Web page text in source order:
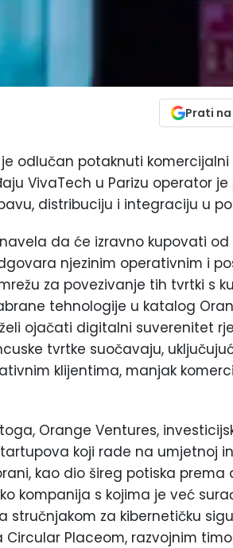
Prati
odlučan potaknuti
VivaTech u Parizu operator
distribuciju i integraciju u
da će izravno kupovati
njezinim operativnim i
za povezivanje tih tvrtki s
tehnologije u katalog
ojačati digitalni suverenitet
tvrtke suočavaju,
klijentima, manjak
Orange Ventures,
koji rade na umjetnoj
kao dio šireg potiska
kompanija s kojima je već
stručnjakom za kibernetičku
Placeom, razvojnim